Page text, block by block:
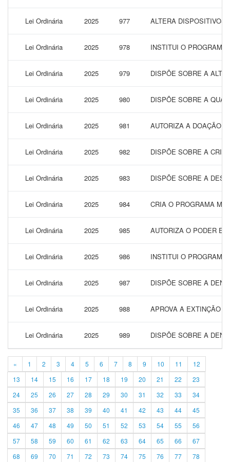
Lei Ordinária 2025 977 ALTERA DISPOSITIVOS
Lei Ordinária 2025 978 INSTITUI O
Lei Ordinária 2025 979 DISPÕE SOBRE A
Lei Ordinária 2025 980 DISPÕE SOBRE A
Lei Ordinária 2025 981 AUTORIZA A DOAÇÃO
Lei Ordinária 2025 982 DISPÕE SOBRE A
Lei Ordinária 2025 983 DISPÕE SOBRE A
Lei Ordinária 2025 984 CRIA O PROGRAMA
Lei Ordinária 2025 985 AUTORIZA O PODER
Lei Ordinária 2025 986 INSTITUI O
Lei Ordinária 2025 987 DISPÕE SOBRE A
Lei Ordinária 2025 988 APROVA A EXTINÇÃO
Lei Ordinária 2025 989 DISPÕE SOBRE A
« 1 2 3 4 5 6 7 8 9 10 11
12
13
14 15 16 17 18 19 20 21 22
23
24
25 26 27 28 29 30 31 32 33
34
35
36 37 38 39 40 41 42 43 44
45
46
47 48 49 50 51 52 53 54 55
56
57
58 59 60 61 62 63 64 65 66
67
68
69 70 71 72 73 74 75 76 77 78